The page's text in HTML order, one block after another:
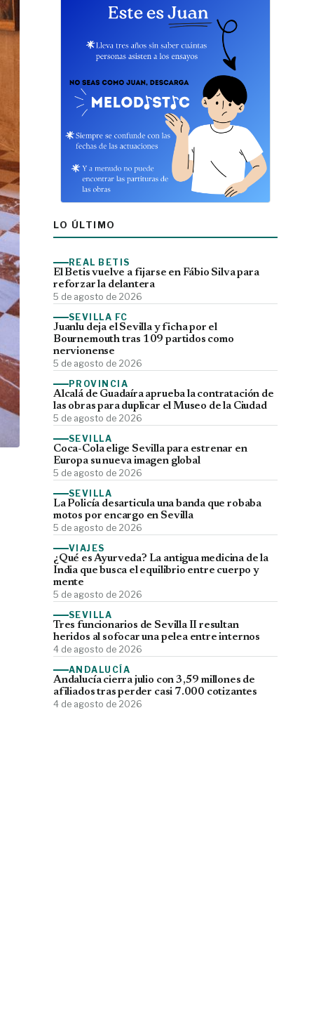
LO ÚLTIMO
REAL BETIS
El Betis vuelve a fijarse en Fábio Silva para
reforzar la delantera
5 de agosto de 2026
SEVILLA FC
Juanlu deja el Sevilla y ficha por el
Bournemouth tras 109 partidos como
nervionense
5 de agosto de 2026
PROVINCIA
Alcalá de Guadaíra aprueba la contratación de
las obras para duplicar el Museo de la Ciudad
5 de agosto de 2026
SEVILLA
Coca-Cola elige Sevilla para estrenar en
Europa su nueva imagen global
5 de agosto de 2026
SEVILLA
La Policía desarticula una banda que robaba
motos por encargo en Sevilla
5 de agosto de 2026
VIAJES
¿Qué es Ayurveda? La antigua medicina de la
India que busca el equilibrio entre cuerpo y
mente
5 de agosto de 2026
SEVILLA
Tres funcionarios de Sevilla II resultan
heridos al sofocar una pelea entre internos
4 de agosto de 2026
ANDALUCÍA
Andalucía cierra julio con 3,59 millones de
afiliados tras perder casi 7.000 cotizantes
4 de agosto de 2026